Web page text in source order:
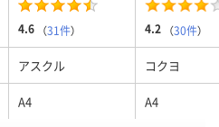
4.6 （31件） 4.2 （30件）
アスクル コクヨ
A4 A4